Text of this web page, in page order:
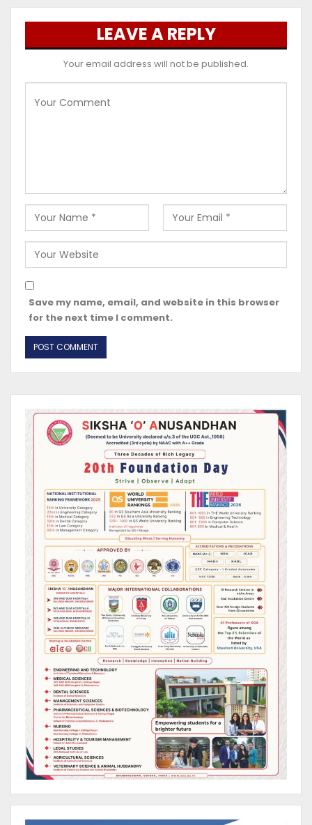
LEAVE A REPLY
Your email address will not be published.
Save my name, email, and website in this browser
for the next time I comment.